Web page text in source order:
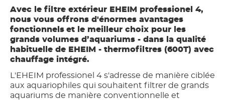
Avec le filtre extérieur EHEIM professionel 4,
nous vous offrons d'énormes avantages
fonctionnels et le meilleur choix pour les
grands volumes d’aquariums - dans la qualité
habituelle de EHEIM - thermofiltres (600T) avec
chauffage intégré.
L'EHEIM professionel 4 s'adresse de manière ciblée
aux aquariophiles qui souhaitent filtrer de grands
aquariums de manière conventionnelle et